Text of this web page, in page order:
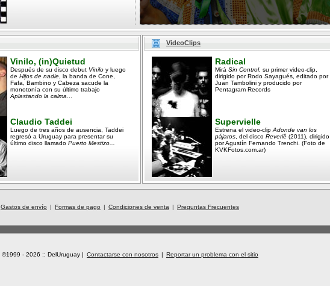
Vinilo, (in)Quietud
Después de su disco debut Vinilo y luego
de Hijos de nadie , la banda de Cone,
Fafa, Bambino y Cabeza sacude la
monotonía con su último trabajo
Aplastando la calma
Claudio Taddei
Luego de tres años de ausencia, Taddei
regresó a Uruguay para presentar su
último disco llamado Puerto Mestizo...
VideoClips
Radical
Mirá Sin Control, su primer video-clip,
dirigido por Rodo Sayagués, editado por
Juan Tambolini y producido por
Pentagram Records
Supervielle
Estrena el video-clip Adonde van los
pájaros , del disco Reveriê (2011), dirigido
por Agustín Fernando Trenchi. (Foto de
KVKFotos.com.ar)
Gastos de envío | Formas de pago | Condiciones de venta | Preguntas Frecuentes
©1999 - 2026 :: DelUruguay | Contactarse con nosotros | Reportar un problema con el sitio